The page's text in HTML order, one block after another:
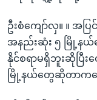
ဦးစံကျော်လှ။ ။ အပ
အနည်းဆုံး ၅ မြို့နယ်
နိုင်စရာမရှိဘူးဆိုပ
မြို့နယ်တွေဆိုတာက